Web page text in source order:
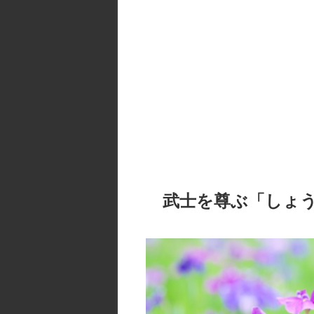
武士を尊ぶ「しょ